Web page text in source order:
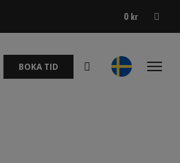
0 kr
BOKA TID